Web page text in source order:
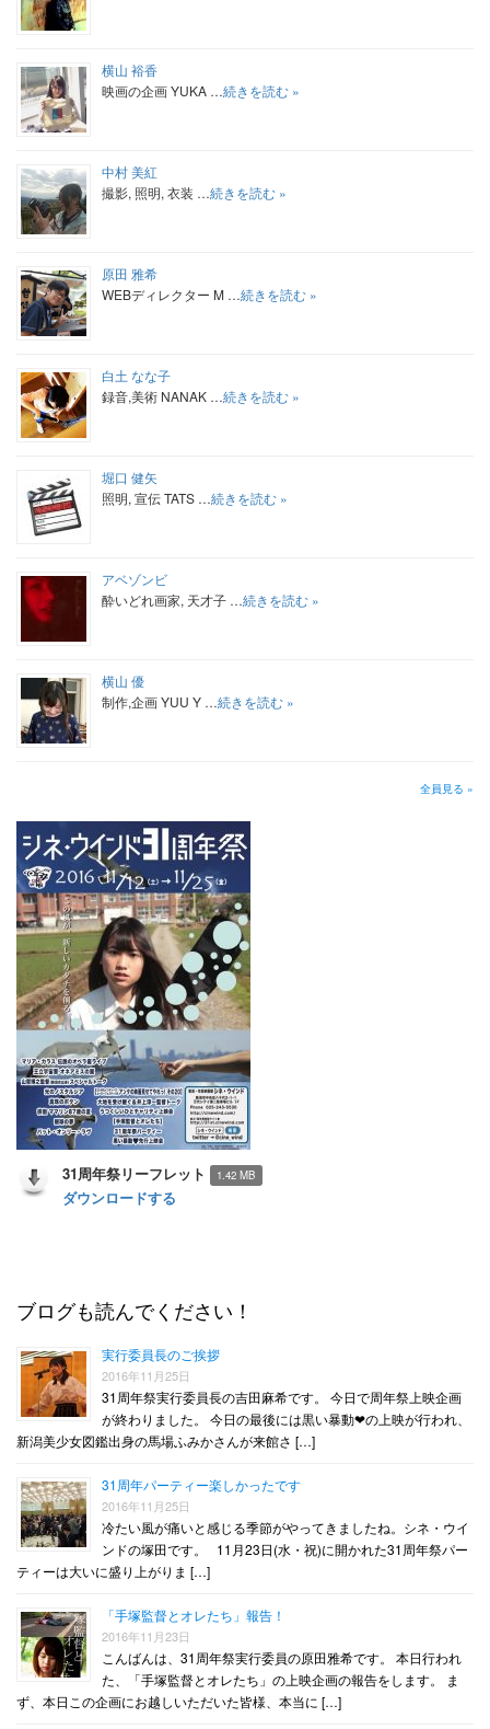
横山 裕香
映画の企画 YUKA …続きを読む »
中村 美紅
撮影, 照明, 衣装 …続きを読む »
原田 雅希
WEBディレクター M …続きを読む »
白土 なな子
録音,美術 NANAK …続きを読む »
堀口 健矢
照明, 宣伝 TATS …続きを読む »
アベゾンビ
酔いどれ画家, 天才子 …続きを読む »
横山 優
制作,企画 YUU Y …続きを読む »
全員見る »
31周年祭リーフレット 1.42 MB
ダウンロードする
ブログも読んでください！
実行委員長のご挨拶
2016年11月25日
31周年祭実行委員長の吉田麻希です。 今日で周年祭上映企画
が終わりました。 今日の最後には黒い暴動❤︎の上映が行われ、
新潟美少女図鑑出身の馬場ふみかさんが来館さ […]
31周年パーティー楽しかったです
2016年11月25日
冷たい風が痛いと感じる季節がやってきましたね。シネ・ウイ
ンドの塚田です。 11月23日(水・祝)に開かれた31周年祭パー
ティーは大いに盛り上がりま […]
「手塚監督とオレたち」報告！
2016年11月23日
こんばんは、31周年祭実行委員の原田雅希です。 本日行われ
た、「手塚監督とオレたち」の上映企画の報告をします。 ま
ず、本日この企画にお越しいただいた皆様、本当に […]